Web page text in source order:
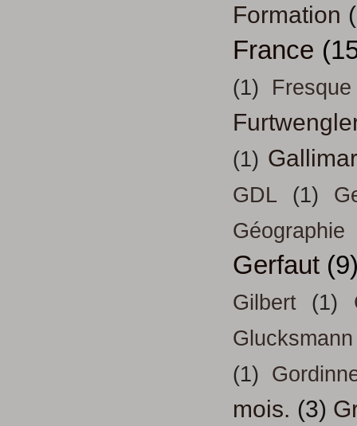
Formation
France
(1) Fresque
(1)
GDL (1)
Géographie
Gerfaut
Gilbert (1)
Glucksmann
(1)
mois. (3)